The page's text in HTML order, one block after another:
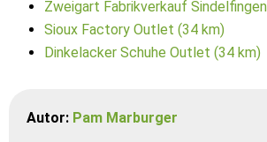
Zweigart Fabrikverkauf
Sioux Factory Outlet (34 km)
Dinkelacker Schuhe Outlet (34 km)
Autor: Pam Marburger